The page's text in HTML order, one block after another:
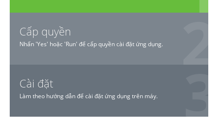
Cấp quyền
Nhấn 'Yes' hoặc 'Run' để cấp quyền cài đặt ứng dụng.
Cài đặt
Làm theo hướng dẫn để cài đặt ứng dụng trên máy.